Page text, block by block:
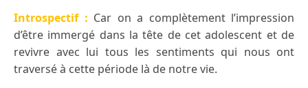
Introspectif : Car on a complètement l’impression
d’être immergé dans la tête de cet adolescent et de
revivre avec lui tous les sentiments qui nous ont
traversé à cette période là de notre vie.